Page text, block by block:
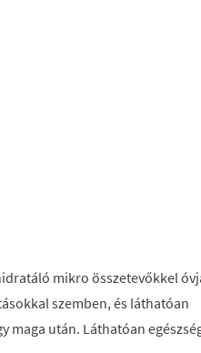
mikro összetevőkkel
szemben, és láthatóan
maga után. Láthatóan